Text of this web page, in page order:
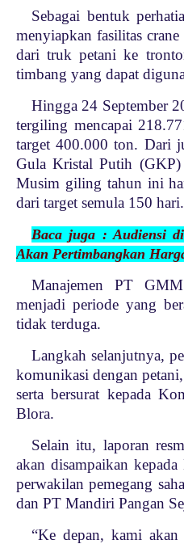
Sebagai bentuk
menyiapkan fasilitas
dari truk petani ke
timbang yang dapat
Hingga 24 September
tergiling mencapai
target 400.000 ton. Dari
Gula Kristal Putih (GKP)
Musim giling tahun ini
dari target semula 150 hari.
Baca juga : Audiensi
Akan Pertimbangkan
Manajemen PT
menjadi periode yang
tidak terduga.
Langkah selanjutnya,
komunikasi dengan
serta bersurat kepada
Blora.
Selain itu, laporan
akan disampaikan
perwakilan pemegang
dan PT Mandiri Pangan
“Ke depan, kami akan